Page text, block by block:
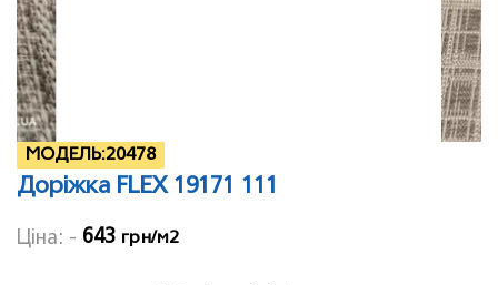
МОДЕЛЬ:20478
Доріжка FLEX 19171 111
Ціна: - 643 грн/м2